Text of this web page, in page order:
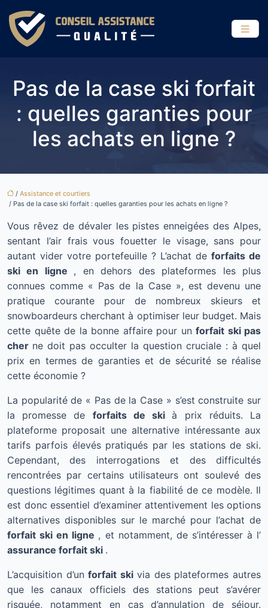
Pas de la case ski forfait
: quelles garanties pour
les achats en ligne ?
/ Assistance et courtiers
/ Pas de la case ski forfait : quelles garanties pour les achats en ligne ?
Vous rêvez de dévaler les pistes enneigées des Alpes,
sentant l’air frais vous fouetter le visage, sans pour
autant vider votre portefeuille ? L’achat de forfaits de
ski en ligne , en dehors des plateformes les plus
connues comme « Pas de la Case », est devenu une
pratique courante pour de nombreux skieurs et
snowboardeurs cherchant à optimiser leur budget. Mais
cette quête de la bonne affaire pour un forfait ski pas
cher ne doit pas occulter la question cruciale : à quel
prix en termes de garanties et de sécurité se réalise
cette économie ?
La popularité de « Pas de la Case » s’est construite sur
la promesse de forfaits de skià prix réduits. La
plateforme proposait une alternative intéressante aux
tarifs parfois élevés pratiqués par les stations de ski.
Cependant, des interrogations et des difficultés
rencontrées par certains utilisateurs ont soulevé des
questions légitimes quant à la fiabilité de ce modèle. Il
est donc essentiel d’examiner attentivement les options
alternatives disponibles sur le marché pour l’achat de
forfait ski en ligne , et notamment, de s’intéresser à l’
assurance forfait ski .
L’acquisition d’unforfait ski via des plateformes autres
que les canaux officiels des stations peut s’avérer
risquée, notamment en cas d’annulation de séjour.